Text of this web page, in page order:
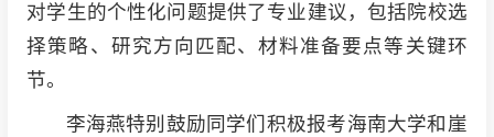
对学生的个性化问题提供了专业建议，包括院校选
择策略、研究方向匹配、材料准备要点等关键环
节。
李海燕特别鼓励同学们积极报考海南大学和崖